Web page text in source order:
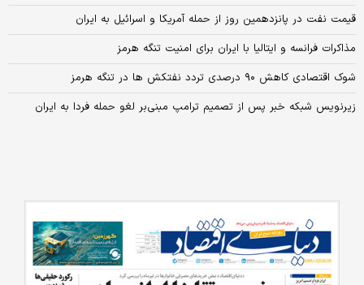
قیمت نفت در پانزدهمین روز از حمله آمریکا و اسرائیل به ایران
مذاکرات فرانسه و ایتالیا با ایران برای امنیت تنگه هرمز
شوک اقتصادی کاهش ۹۰ درصدی تردد نفتکش ها در تنگه هرمز
زیرنویس شبکه خبر پس از تصمیم ترامپ مبنی‌بر لغو حمله فردا به ایران